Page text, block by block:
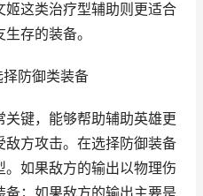
这类治疗型辅助则更适合
存的装备。
择防御类装备
键，能够帮助辅助英雄更
方攻击。在选择防御装备
如果敌方的输出以物理伤